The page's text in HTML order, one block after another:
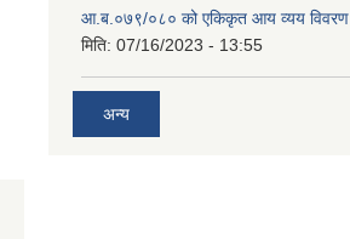
आ.ब.०७९/०८० को एकिकृत आय व्यय विवरण
मिति: 07/16/2023 - 13:55
अन्य